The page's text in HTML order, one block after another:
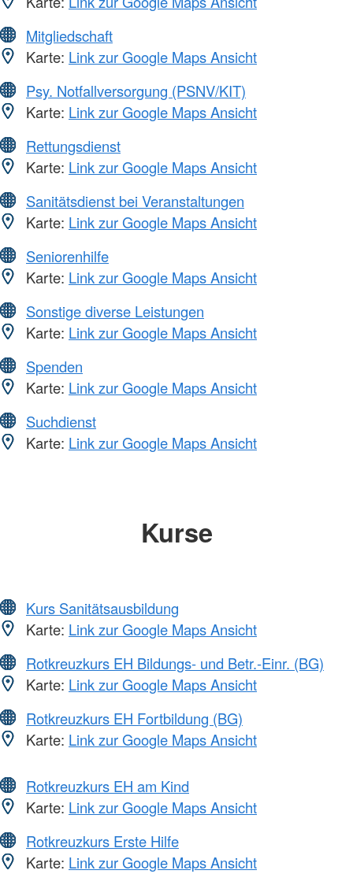
Mitgliedschaft
Karte: Link zur Google Maps Ansicht
Psy. Notfallversorgung (PSNV/KIT)
Karte: Link zur Google Maps Ansicht
Rettungsdienst
Karte: Link zur Google Maps Ansicht
Sanitätsdienst bei Veranstaltungen
Karte: Link zur Google Maps Ansicht
Seniorenhilfe
Karte: Link zur Google Maps Ansicht
Sonstige diverse Leistungen
Karte: Link zur Google Maps Ansicht
Spenden
Karte: Link zur Google Maps Ansicht
Suchdienst
Karte: Link zur Google Maps Ansicht
Kurse
Kurs Sanitätsausbildung
Karte: Link zur Google Maps Ansicht
Rotkreuzkurs EH Bildungs- und Betr.-Einr. (BG)
Karte: Link zur Google Maps Ansicht
Rotkreuzkurs EH Fortbildung (BG)
Karte: Link zur Google Maps Ansicht
Rotkreuzkurs EH am Kind
Karte: Link zur Google Maps Ansicht
Rotkreuzkurs Erste Hilfe
Karte: Link zur Google Maps Ansicht